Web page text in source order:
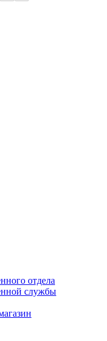
отдела
службы